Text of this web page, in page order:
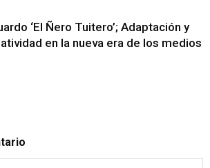
‘El Ñero Tuitero’; Adaptación y
en la nueva era de los medios